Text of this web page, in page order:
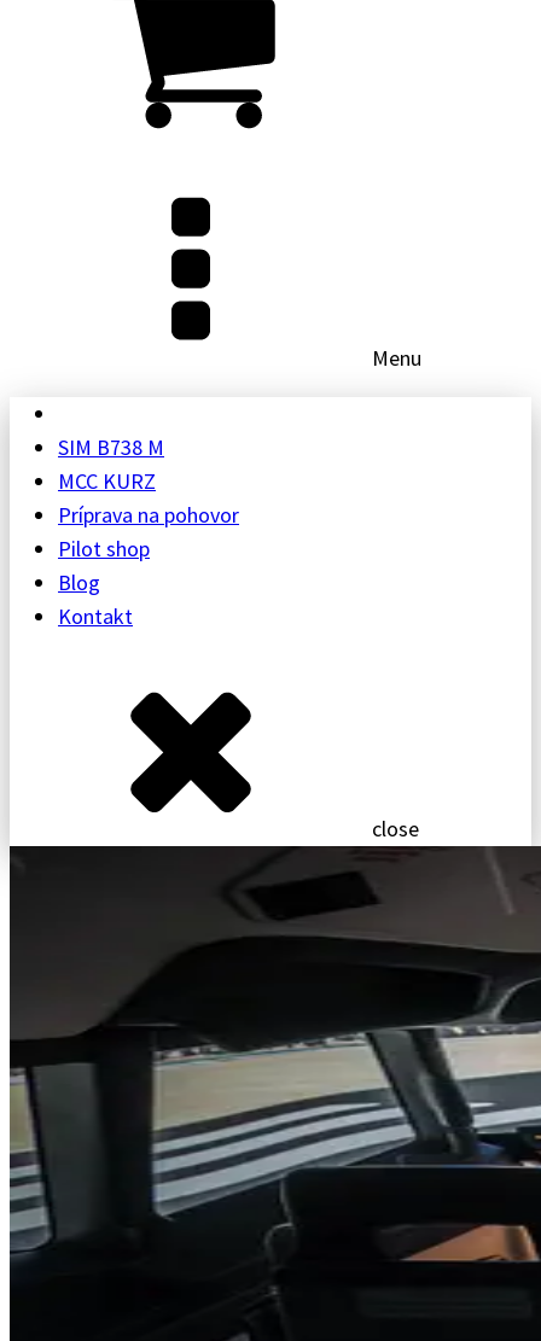
Menu
SIM B738 M
MCC KURZ
Príprava na pohovor
Pilot shop
Blog
Kontakt
close